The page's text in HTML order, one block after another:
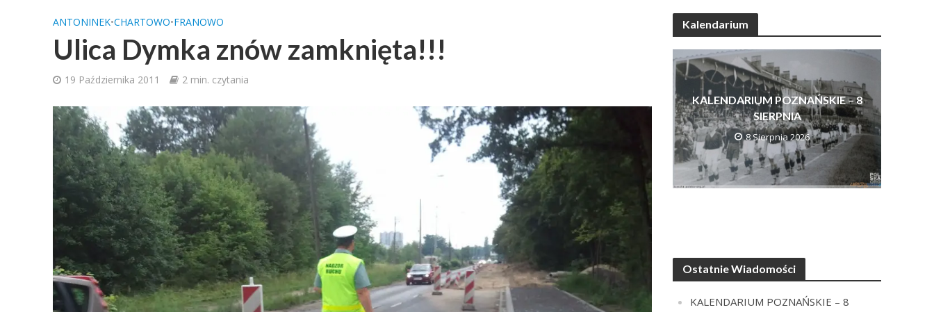
ANTONINEK•CHARTOWO•FRANOWO
Ulica Dymka znów zamknięta!!!
19 Października 2011 2 min. czytania
Kalendarium
KALENDARIUM POZNAŃSKIE – 8
SIERPNIA
8 Sierpnia 2026
Ostatnie Wiadomości
KALENDARIUM POZNAŃSKIE – 8